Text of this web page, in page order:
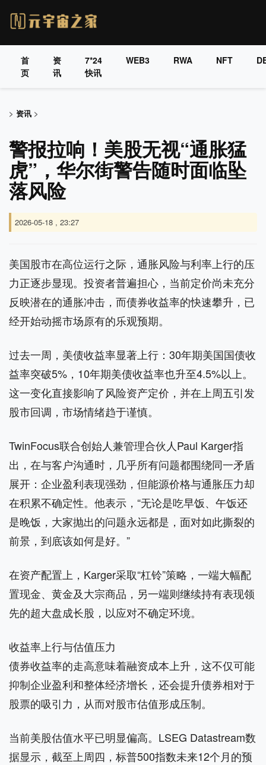
首
页
资
讯
7*24
快讯
WEB3 RWA NFT
> 资讯 >
警报拉响！美股无视“通胀猛
虎”，华尔街警告随时面临坠
落风险
2026-05-18 , 23:27
美国股市在高位运行之际，通胀风险与利率上行的压
力正逐步显现。投资者普遍担心，当前定价尚未充分
反映潜在的通胀冲击，而债券收益率的快速攀升，已
经开始动摇市场原有的乐观预期。
过去一周，美债收益率显著上行：30年期美国国债收
益率突破5%，10年期美债收益率也升至4.5%以上。
这一变化直接影响了风险资产定价，并在上周五引发
股市回调，市场情绪趋于谨慎。
TwinFocus联合创始人兼管理合伙人Paul Karger指
出，在与客户沟通时，几乎所有问题都围绕同一矛盾
展开：企业盈利表现强劲，但能源价格与通胀压力却
在积累不确定性。他表示，“无论是吃早饭、午饭还
是晚饭，大家抛出的问题永远都是，面对如此撕裂的
前景，到底该如何是好。”
在资产配置上，Karger采取“杠铃”策略，一端大幅配
置现金、黄金及大宗商品，另一端则继续持有表现领
先的超大盘成长股，以应对不确定环境。
收益率上行与估值压力
债券收益率的走高意味着融资成本上升，这不仅可能
抑制企业盈利和整体经济增长，还会提升债券相对于
股票的吸引力，从而对股市估值形成压制。
当前美股估值水平已明显偏高。LSEG Datastream数
据显示，截至上周四，标普500指数未来12个月的预